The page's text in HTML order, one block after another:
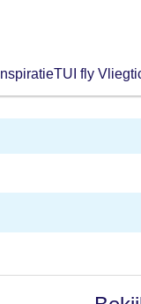
InspiratieTUI fly